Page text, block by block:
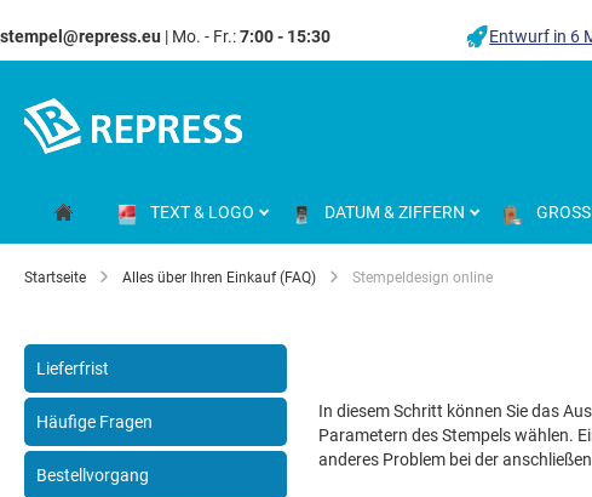
stempel@repress.eu | Mo. - Fr.:7:00 - 15:30 Entwurf in 6
springen
TEXT & LOGO DATUM & ZIFFERN
Startseite Alles über Ihren Einkauf (FAQ) Stempeldesign online
In diesem Schritt können Sie das
Parametern des Stempels wählen.
anderes Problem bei der
Lieferfrist
Häufige Fragen
Bestellvorgang